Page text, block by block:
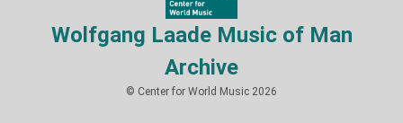
Wolfgang Laade Music of Man
Archive
© Center for World Music 2026